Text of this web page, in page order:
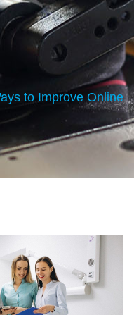
to Improve Online